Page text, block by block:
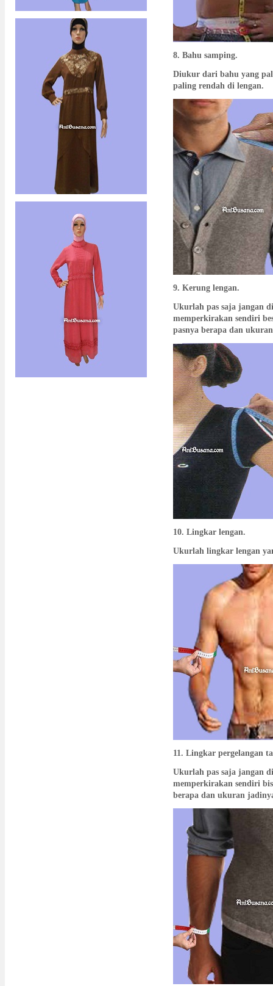
8. Bahu samping.
Diukur dari bahu yang
paling rendah di lengan.
9. Kerung lengan.
Ukurlah pas saja jangan
memperkirakan sendiri
pasnya berapa dan
10. Lingkar lengan.
Ukurlah lingkar lengan
11. Lingkar pergelangan
Ukurlah pas saja jangan
memperkirakan sendiri
berapa dan ukuran